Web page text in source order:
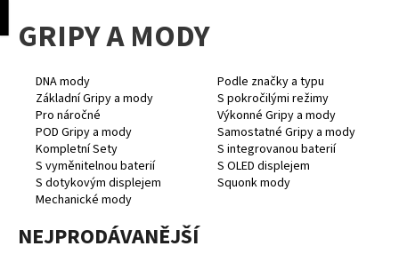
PřejítGRIPY A MODY
DNA mody
Podle značky a typu
Základní Gripy a mody
S pokročilými režimy
Pro náročné
Výkonné Gripy a mody
POD Gripy a mody
Samostatné Gripy a mody
Kompletní Sety
S integrovanou baterií
S vyměnitelnou baterií
S OLED displejem
S dotykovým displejem
Squonk mody
Mechanické mody
NEJPRODÁVANĚJŠÍ
o Zpět
Zpět
e